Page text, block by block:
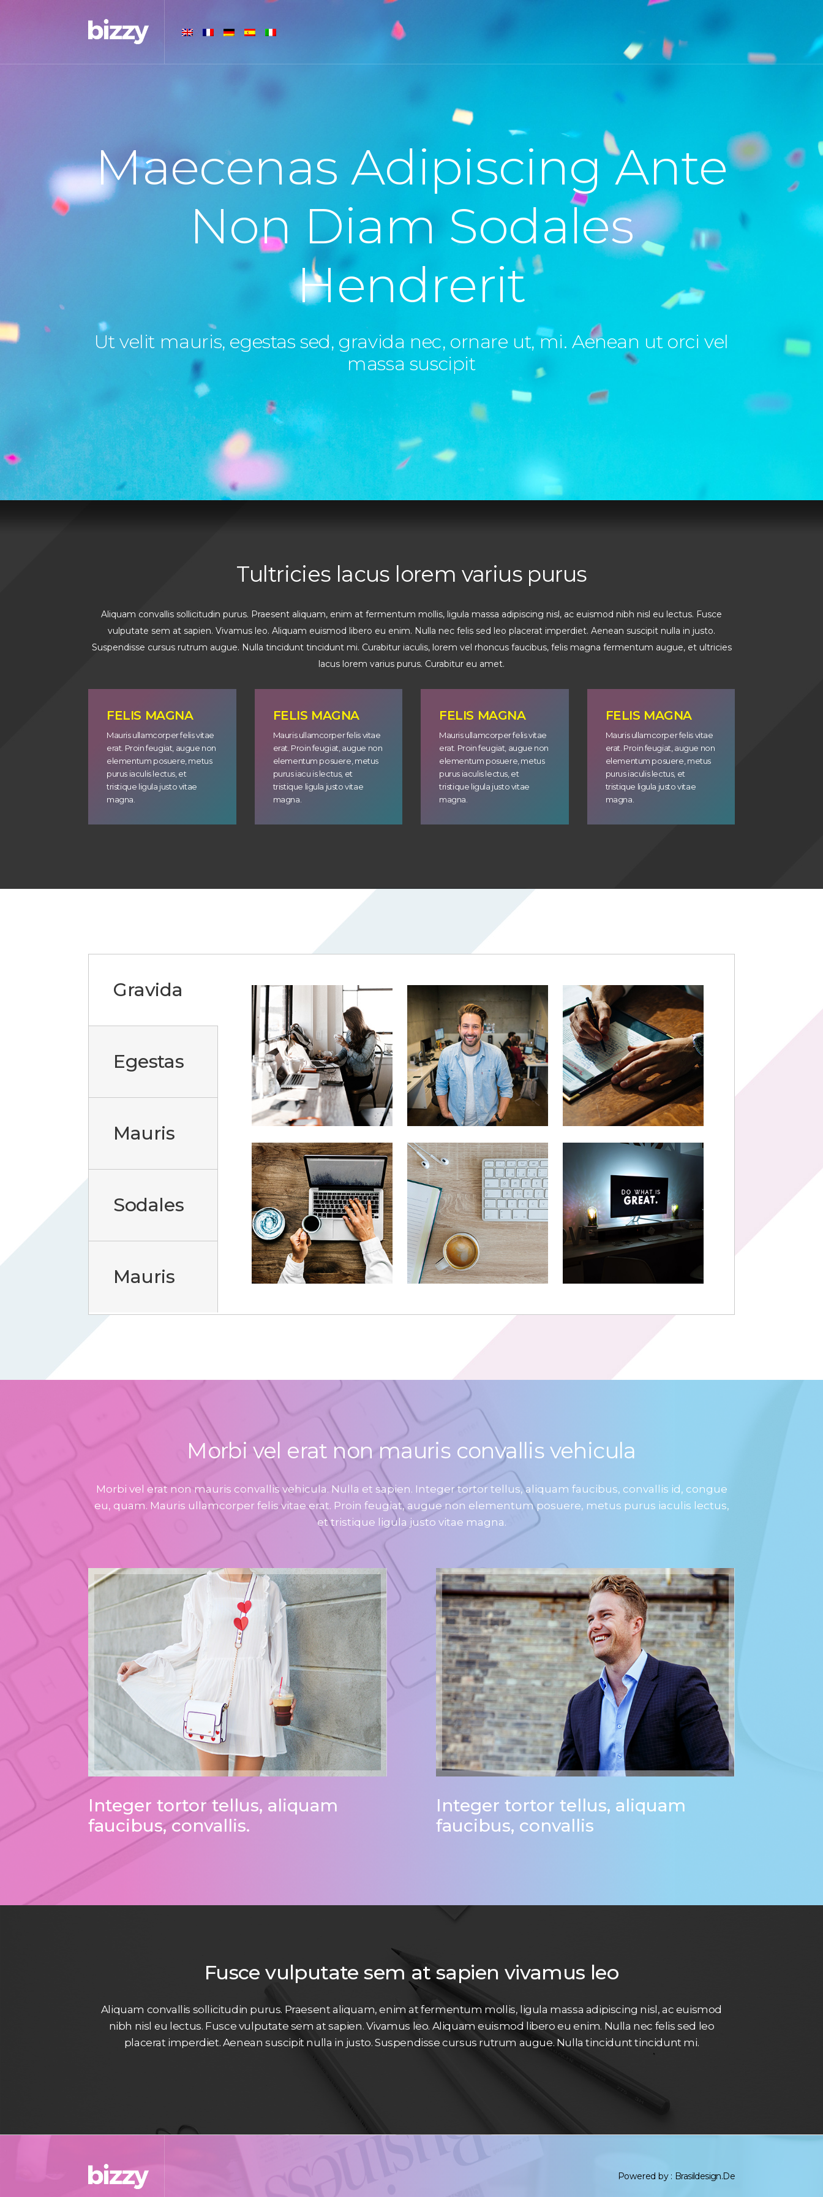
Maecenas Adipiscing Ante
Non Diam Sodales
Hendrerit
Ut velit mauris, egestas sed, gravida nec, ornare ut, mi. Aenean ut orci vel
massa suscipit
Tultricies lacus lorem varius purus
Aliquam convallis sollicitudin purus. Praesent aliquam, enim at fermentum mollis, ligula massa adipiscing nisl, ac euismod nibh nisl eu lectus. Fusce
vulputate sem at sapien. Vivamus leo. Aliquam euismod libero eu enim. Nulla nec felis sed leo placerat imperdiet. Aenean suscipit nulla in justo.
Suspendisse cursus rutrum augue. Nulla tincidunt tincidunt mi. Curabitur iaculis, lorem vel rhoncus faucibus, felis magna fermentum augue, et ultricies
lacus lorem varius purus. Curabitur eu amet.
FELIS MAGNA
Mauris ullamcorper felis vitae
erat. Proin feugiat, augue non
elementum posuere, metus
purus iaculis lectus, et
tristique ligula justo vitae
magna.
FELIS MAGNA
Mauris ullamcorper felis vitae
erat. Proin feugiat, augue non
elementum posuere, metus
purus iaculis lectus, et
tristique ligula justo vitae
magna.
FELIS MAGNA
Mauris ullamcorper felis vitae
erat. Proin feugiat, augue non
elementum posuere, metus
purus iaculis lectus, et
tristique ligula justo vitae
magna.
FELIS MAGNA
Mauris ullamcorper felis vitae
erat. Proin feugiat, augue non
elementum posuere, metus
purus iaculis lectus, et
tristique ligula justo vitae
magna.
Gravida
Egestas
Mauris
Sodales
Mauris
Morbi vel erat non mauris convallis vehicula
Morbi vel erat non mauris convallis vehicula. Nulla et sapien. Integer tortor tellus, aliquam faucibus, convallis id, congue
eu, quam. Mauris ullamcorper felis vitae erat. Proin feugiat, augue non elementum posuere, metus purus iaculis lectus,
et tristique ligula justo vitae magna.
Integer tortor tellus, aliquam
faucibus, convallis.
Integer tortor tellus, aliquam
faucibus, convallis
Fusce vulputate sem at sapien vivamus leo
Aliquam convallis sollicitudin purus. Praesent aliquam, enim at fermentum mollis, ligula massa adipiscing nisl, ac euismod
nibh nisl eu lectus. Fusce vulputate sem at sapien. Vivamus leo. Aliquam euismod libero eu enim. Nulla nec felis sed leo
placerat imperdiet. Aenean suscipit nulla in justo. Suspendisse cursus rutrum augue. Nulla tincidunt tincidunt mi.
Powered by : Brasildesign.de